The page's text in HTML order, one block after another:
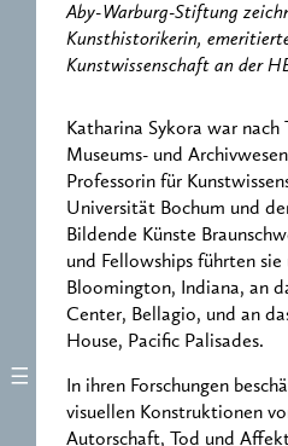
Aby-Warburg-Stiftung
Kunsthistorikerin,
Kunstwissenschaft an der
Katharina Sykora war
Museums- und
Professorin für
Universität Bochum und
Bildende Künste
und Fellowships führten
Bloomington, Indiana, an
Center, Bellagio, und an
House, Pacific Palisades.
In ihren Forschungen
visuellen Konstruktionen
Autorschaft, Tod und